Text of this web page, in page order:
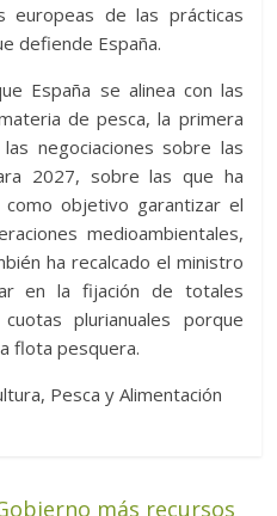
europeas de las prácticas
defiende España.
España se alinea con las
de pesca, la primera
negociaciones sobre las
2027, sobre las que ha
objetivo garantizar el
medioambientales,
ha recalcado el ministro
en la fijación de totales
plurianuales porque
flota pesquera.
Pesca y Alimentación
más recursos